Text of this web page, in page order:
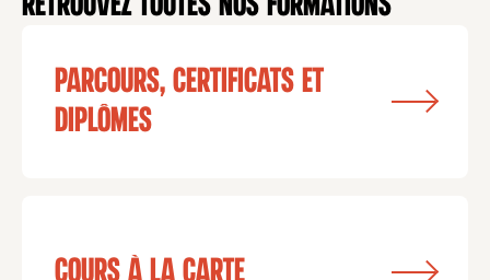
Parcours, certificats et
diplômes
Cours à la carte